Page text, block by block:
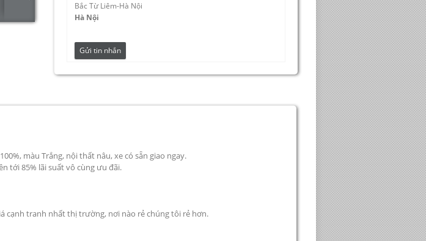
Bắc Từ Liêm-Hà Nội
Hà Nội
Gửi tin nhắn
màu Trắng, nội thất nâu, xe có sẵn giao ngay.
tới 85% lãi suất vô cùng ưu đãi.
cạnh tranh nhất thị trường, nơi nào rẻ chúng tôi rẻ hơn.